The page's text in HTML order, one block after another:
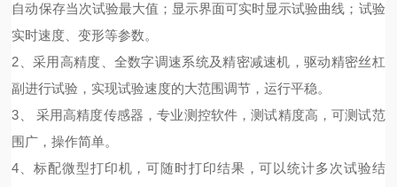
自动保存当次试验最大值；显示界面可实时显示试验曲线；试验
实时速度、变形等参数。
2、采用高精度、全数字调速系统及精密减速机，驱动精密丝杠
副进行试验，实现试验速度的大范围调节，运行平稳。
3、
采用高精度传感器，专业测控软件，测试精度高，可测试范
围广，操作简单。
4、标配微型打印机，可随时打印结果，可以统计多次试验结